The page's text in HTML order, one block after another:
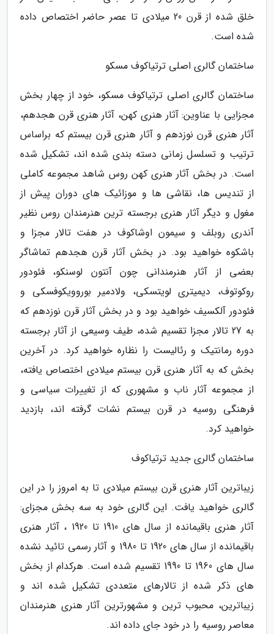
خلق شده از قرن 20 میلادی تا عصر حاضر اختصاص داده
شده است.
ساختمان گالری اصلی ترتیاکوف مسکو
ساختمان گالری اصلی ترتیاکوف مسکو، خود از چهار بخش
مجزایی با عناوین: آثار هنری کهن، آثار هنری قرن هجدهم،
آثار هنری قرن نوزدهم و آثار هنری قرن بیستم که براساس
ترتیب و تسلسل زمانی دسته بندی شده اند، تشکیل شده
است. در بخش آثار هنری کهن روس شاهد مجموعه کاملی
از تندیس ها، نقاشی ها و موزائیک های دوران پیش از
مغول و دیگر آثار هنری برجسته ترین هنرمندان روس نظیر
آندری روبلف و سیمون اوشاکوف در هفت تالار مجزا و
باشکوه خواهید بود. در بخش آثار قرن هجدهم تماشاگر
بعضی از آثار هنرمندانی چون آنتون لوسنکو، فئودور
روکوتوف، دیمیتری لویتسکی، ولادمیر بوروویکوفسکی و
فئودور آلکسیف خواهید بود و در بخش آثار قرن نوزدهم که
به 27 تالار مجزا تقسیم شده، طیف وسیعی از آثار برجسته
دوره رمانتیک و رئالیست را نظاره خواهید کرد. در آخرین
بخش که به آثار هنری قرن بیستم میلادی اختصاص یافته،
از مجموعه آثار ناب و مشهوری که از تغییرات سیاسی و
فرهنگی روسیه در قرن بیستم نشات گرفته اند، بازدید
خواهید کرد.
ساختمان گالری جدید ترتیاکوف
زیباترین آثار هنری قرن بیستم میلادی تا به امروز را در این
گالری خواهید یافت. این گالری خود به سه بخش مجزای:
آثار هنری باقیمانده از سال های 1910 تا 1920 ، آثار هنری
باقیمانده از سال های 1920 تا 1980 و آثار رسمی تائید نشده
سال های 1960 تا 1990 تقسیم شده است. هرکدام از بخش
های ذکر شده از تالارهای متعددی تشکیل شده اند و
زیباترین، محبوب ترین و مشهورترین آثار هنری هنرمندان
معاصر روسیه را در خود جای داده اند.